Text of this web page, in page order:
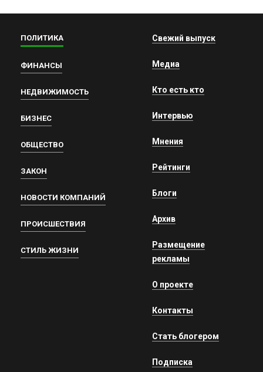
ПОЛИТИКА
ФИНАНСЫ
НЕДВИЖИМОСТЬ
БИЗНЕС
ОБЩЕСТВО
ЗАКОН
НОВОСТИ КОМПАНИЙ
ПРОИСШЕСТВИЯ
СТИЛЬ ЖИЗНИ
Свежий выпуск
Медиа
Кто есть кто
Интервью
Мнения
Рейтинги
Блоги
Архив
Размещение
рекламы
О проекте
Контакты
Стать блогером
Подписка